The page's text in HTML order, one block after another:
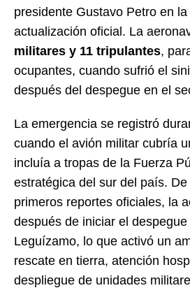
presidente Gustavo Petro en
actualización oficial. La
militares y 11 tripulantes,
ocupantes, cuando sufrió el
después del despegue en el
La emergencia se registró
cuando el avión militar cubría
incluía a tropas de la Fuerza
estratégica del sur del país.
primeros reportes oficiales, la
después de iniciar el
Leguízamo, lo que activó un
rescate en tierra, atención
despliegue de unidades